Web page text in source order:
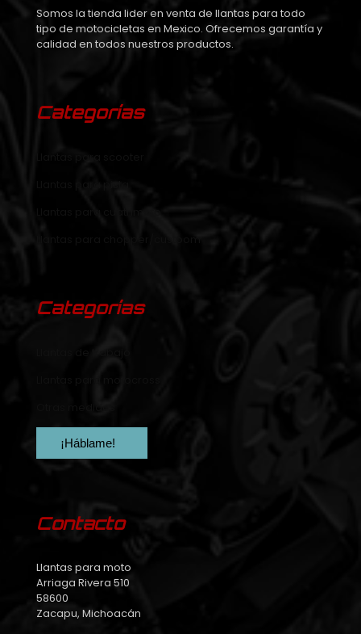
Somos la tienda lider en venta de llantas para todo
tipo de motocicletas en Mexico. Ofrecemos garantía y
calidad en todos nuestros productos.
Categorías
Llantas para chopper/custoom
Categorías
¡Háblame!
Contacto
Llantas para moto
Arriaga Rivera 510
58600
Zacapu, Michoacán